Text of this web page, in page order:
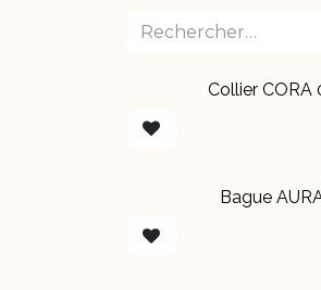
NOUVEAUCollier CORA
Bague